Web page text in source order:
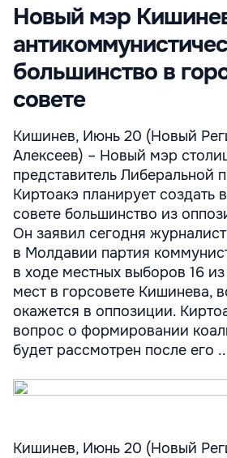
Новый мэр
большинство в
совете
Кишинев, Июнь 20 (Новый
Алексеев) – Новый мэр
представитель Либеральной
Киртоакэ планирует создать
совете большинство из
Он заявил сегодня
в Молдавии партия
в ходе местных выборов 16 из
мест в горсовете Кишинева,
окажется в оппозиции.
вопрос о формировании
будет рассмотрен после его
Кишинев, Июнь 20 (Новый